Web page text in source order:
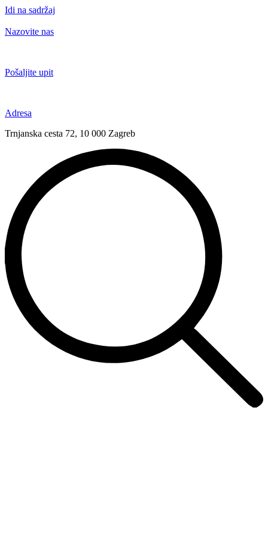
Idi na sadržaj
Nazovite nas
Pošaljite upit
Adresa
Trnjanska cesta 72, 10 000 Zagreb